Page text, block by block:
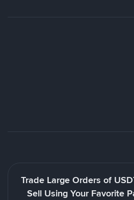
Trade Large Orders of
Sell Using Your Favorite